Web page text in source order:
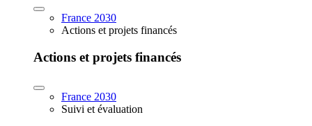
France 2030
Actions et projets financés
Actions et projets financés
France 2030
Suivi et évaluation